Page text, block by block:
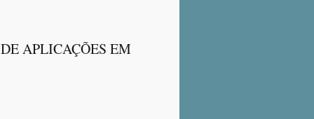
APLICAÇÕES EM